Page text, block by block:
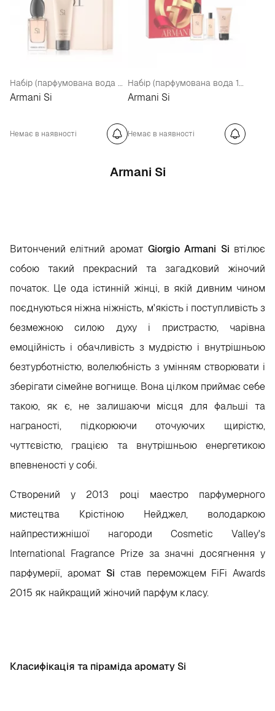
Набір (парфумована вода 50 мл + лосьйон для тіла 75 мл)
Armani Si
Немає в наявності
Набір (парфумована вода 100 мл + парфумована вода 15 мл + лосьйон для тіла 50 мл)
Armani Si
Немає в наявності
Armani Si
Витончений елітний аромат Giorgio Armani Si втілює
собою такий прекрасний та загадковий жіночий
початок. Це ода істинній жінці, в якій дивним чином
поєднуються ніжна ніжність, м'якість і поступливість з
безмежною силою духу і пристрастю, чарівна
емоційність і обачливість з мудрістю і внутрішньою
безтурботністю, волелюбність з умінням створювати і
зберігати сімейне вогнище. Вона цілком приймає себе
такою, як є, не залишаючи місця для фальші та
награності, підкорюючи оточуючих щирістю,
чуттєвістю, грацією та внутрішньою енергетикою
впевненості у собі.
Створений у 2013 році маестро парфумерного
мистецтва Крістіною Нейджел, володаркою
найпрестижнішої нагороди Cosmetic Valley's
International Fragrance Prize за значні досягнення у
парфумерії, аромат Si став переможцем FiFi Awards
2015 як найкращий жіночий парфум класу.
Класифікація та піраміда аромату Si